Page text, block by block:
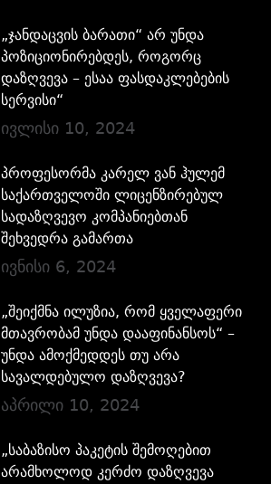
„ჯანდაცვის ბარათი“ არ უნდა
პოზიციონირებდეს, როგორც
დაზღვევა – ესაა ფასდაკლებების
სერვისი“
ივლისი 10, 2024
პროფესორმა კარელ ვან ჰულემ
საქართველოში ლიცენზირებულ
სადაზღვევო კომპანიებთან
შეხვედრა გამართა
ივნისი 6, 2024
„შეიქმნა ილუზია, რომ ყველაფერი
მთავრობამ უნდა დააფინანსოს“ –
უნდა ამოქმედდეს თუ არა
სავალდებულო დაზღვევა?
აპრილი 10, 2024
„საბაზისო პაკეტის შემოღებით
არამხოლოდ კერძო დაზღვევა